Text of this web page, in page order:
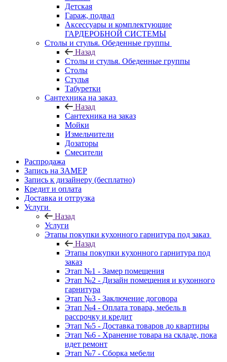
Детская
Гараж, подвал
Аксессуары и комплектующие
ГАРДЕРОБНОЙ СИСТЕМЫ
Столы и стулья. Обеденные группы
Назад
Столы и стулья. Обеденные группы
Столы
Стулья
Табуретки
Сантехника на заказ
Назад
Сантехника на заказ
Мойки
Измельчители
Дозаторы
Смесители
Распродажа
Запись на ЗАМЕР
Запись к дизайнеру (бесплатно)
Кредит и оплата
Доставка и отгрузка
Услуги
Назад
Услуги
Этапы покупки кухонного гарнитура под заказ
Назад
Этапы покупки кухонного гарнитура под
заказ
Этап №1 - Замер помещения
Этап №2 - Дизайн помещения и кухонного
гарнитура
Этап №3 - Заключение договора
Этап №4 - Оплата товара, мебель в
рассрочку и кредит
Этап №5 - Доставка товаров до квартиры
Этап №6 - Хранение товара на складе, пока
идет ремонт
Этап №7 - Сборка мебели